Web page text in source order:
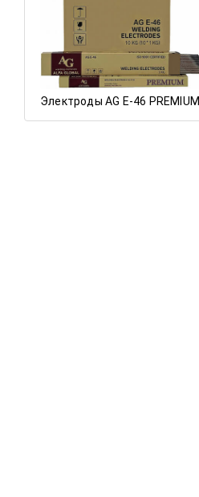
Электроды AG E-46 PREMIUM